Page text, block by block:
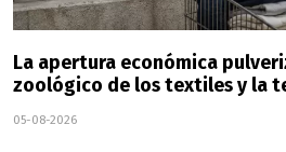
La apertura económica
zoológico de los textiles y la
05-08-2026